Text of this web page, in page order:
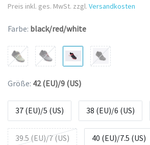
Preis inkl. ges. MwSt. zzgl. Versandkosten
Farbe: black/red/white
Größe: 42 (EU)/9 (US)
37 (EU)/5 (US) 38 (EU)/6 (US)
39.5 (EU)/7 (US) 40 (EU)/7.5 (US)